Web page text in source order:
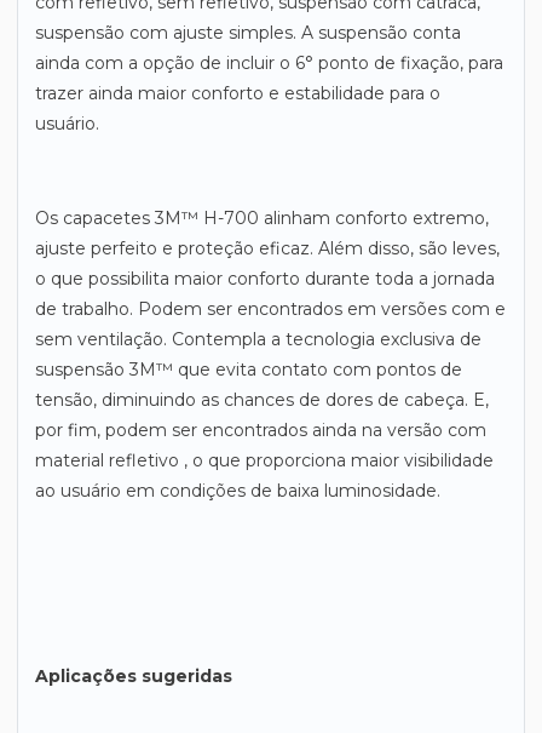
suspensão com ajuste simples. A suspensão conta
ainda com a opção de incluir o 6° ponto de fixação, para
trazer ainda maior conforto e estabilidade para o
usuário.
Os capacetes 3M™ H-700 alinham conforto extremo,
ajuste perfeito e proteção eficaz. Além disso, são leves,
o que possibilita maior conforto durante toda a jornada
de trabalho. Podem ser encontrados em versões com e
sem ventilação. Contempla a tecnologia exclusiva de
suspensão 3M™ que evita contato com pontos de
tensão, diminuindo as chances de dores de cabeça. E,
por fim, podem ser encontrados ainda na versão com
material refletivo , o que proporciona maior visibilidade
ao usuário em condições de baixa luminosidade.
Aplicações sugeridas